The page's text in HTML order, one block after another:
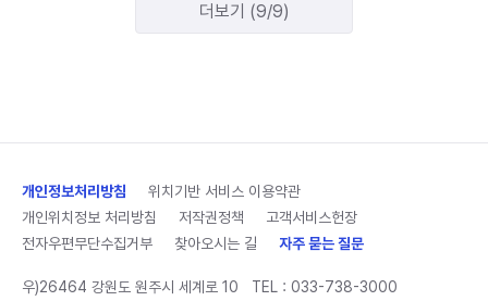
더보기 (9/9)
개인정보처리방침
위치기반 서비스 이용약관
개인위치정보 처리방침
저작권정책
고객서비스헌장
전자우편무단수집거부
찾아오시는 길 자주 묻는 질문
우)26464 강원도 원주시 세계로 10 TEL : 033-738-3000